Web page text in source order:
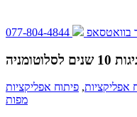
בוואטסאפ 077-804-4844
אפליקציות,
מפות